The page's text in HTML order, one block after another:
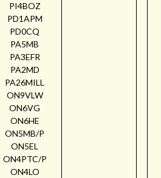
PI4BOZ
PD1APM
PD0CQ
PA5MB
PA3EFR
PA2MD
PA26MILL
ON9VLW
ON6VG
ON6HE
ON5MB/P
ON5EL
ON4PTC/P
ON4LO